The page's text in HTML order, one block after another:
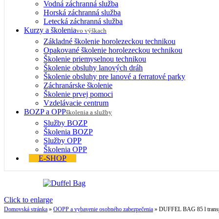
Vodná záchranná služba
Horská záchranná služba
Letecká záchranná služba
Kurzy a školeniavo výškach
Základné školenie horolezeckou technikou
Opakované školenie horolezeckou technikou
Školenie priemyselnou technikou
Školenie obsluhy lanových dráh
Školenie obsluhy pre lanové a ferratové parky
Záchranárske školenie
Školenie prvej pomoci
Vzdelávacie centrum
BOZP a OPPškolenia a služby
Služby BOZP
Školenia BOZP
Služby OPP
Školenia OPP
E-SHOP
Click to enlarge
Domovská stránka » OOPP a vybavenie osobného zabezpečenia » DUFFEL BAG 85 l